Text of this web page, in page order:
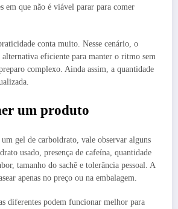
em que não é viável parar para comer
conta muito. Nesse cenário, o
alternativa eficiente para manter o ritmo sem
complexo. Ainda assim, a quantidade
um produto
gel de carboidrato, vale observar alguns
usado, presença de cafeína, quantidade
tamanho do sachê e tolerância pessoal. A
apenas no preço ou na embalagem.
diferentes podem funcionar melhor para